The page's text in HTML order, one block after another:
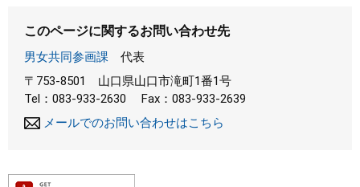
このページに関するお問い合わせ先
男女共同参画課
代表
〒753-8501
山口県山口市滝町1番1号
Tel：083-933-2630
Fax：083-933-2639
メールでのお問い合わせはこちら